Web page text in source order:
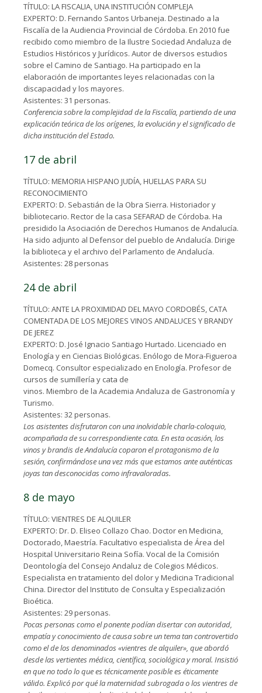
TÍTULO: LA FISCALIA, UNA INSTITUCIÓN COMPLEJA
EXPERTO: D. Fernando Santos Urbaneja. Destinado a la
Fiscalía de la Audiencia Provincial de Córdoba. En 2010 fue
recibido como miembro de la Ilustre Sociedad Andaluza de
Estudios Históricos y Jurídicos. Autor de diversos estudios
sobre el Camino de Santiago. Ha participado en la
elaboración de importantes leyes relacionadas con la
discapacidad y los mayores.
Asistentes: 31 personas.
Conferencia sobre la complejidad de la Fiscalía, partiendo de una
explicación teórica de los orígenes, la evolución y el significado de
dicha institución del Estado.
17 de abril
TÍTULO: MEMORIA HISPANO JUDÍA, HUELLAS PARA SU
RECONOCIMIENTO
EXPERTO: D. Sebastián de la Obra Sierra. Historiador y
bibliotecario. Rector de la casa SEFARAD de Córdoba. Ha
presidido la Asociación de Derechos Humanos de Andalucía.
Ha sido adjunto al Defensor del pueblo de Andalucía. Dirige
la biblioteca y el archivo del Parlamento de Andalucía.
Asistentes: 28 personas
24 de abril
TÍTULO: ANTE LA PROXIMIDAD DEL MAYO CORDOBÉS, CATA
COMENTADA DE LOS MEJORES VINOS ANDALUCES Y BRANDY
DE JEREZ
EXPERTO: D. José Ignacio Santiago Hurtado. Licenciado en
Enología y en Ciencias Biológicas. Enólogo de Mora-Figueroa
Domecq. Consultor especializado en Enología. Profesor de
cursos de sumillería y cata de
vinos. Miembro de la Academia Andaluza de Gastronomía y
Turismo.
Asistentes: 32 personas.
Los asistentes disfrutaron con una inolvidable charla-coloquio,
acompañada de su correspondiente cata. En esta ocasión, los
vinos y brandis de Andalucía coparon el protagonismo de la
sesión, confirmándose una vez más que estamos ante auténticas
joyas tan desconocidas como infravaloradas.
8 de mayo
TÍTULO: VIENTRES DE ALQUILER
EXPERTO: Dr. D. Eliseo Collazo Chao. Doctor en Medicina,
Doctorado, Maestría. Facultativo especialista de Área del
Hospital Universitario Reina Sofía. Vocal de la Comisión
Deontología del Consejo Andaluz de Colegios Médicos.
Especialista en tratamiento del dolor y Medicina Tradicional
China. Director del Instituto de Consulta y Especialización
Bioética.
Asistentes: 29 personas.
Pocas personas como el ponente podían disertar con autoridad,
empatía y conocimiento de causa sobre un tema tan controvertido
como el de los denominados «vientres de alquiler», que abordó
desde las vertientes médica, científica, sociológica y moral. Insistió
en que no todo lo que es técnicamente posible es éticamente
válido. Explicó por qué la maternidad subrogada o los vientres de